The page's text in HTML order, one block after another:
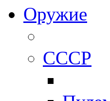
Оружие
СССР